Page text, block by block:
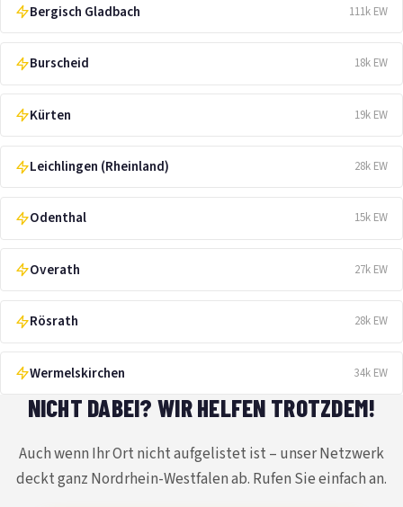
Bergisch Gladbach 111k EW
Burscheid 18k EW
Kürten 19k EW
Leichlingen (Rheinland) 28k EW
Odenthal 15k EW
Overath 27k EW
Rösrath 28k EW
Wermelskirchen 34k EW
NICHT DABEI? WIR HELFEN TROTZDEM!
Auch wenn Ihr Ort nicht aufgelistet ist – unser Netzwerk
deckt ganz Nordrhein-Westfalen ab. Rufen Sie einfach an.